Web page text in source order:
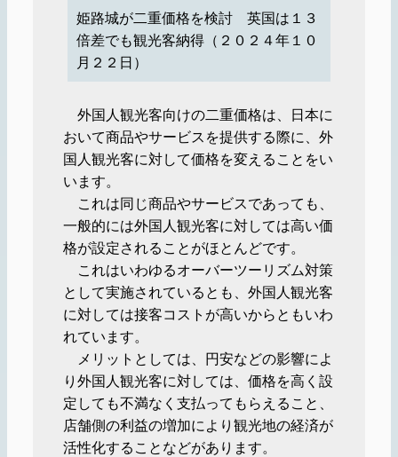
姫路城が二重価格を検討 英国は１３
倍差でも観光客納得（２０２４年１０
月２２日）
外国人観光客向けの二重価格は、日本に
おいて商品やサービスを提供する際に、外
国人観光客に対して価格を変えることをい
います。
これは同じ商品やサービスであっても、
一般的には外国人観光客に対しては高い価
格が設定されることがほとんどです。
これはいわゆるオーバーツーリズム対策
として実施されているとも、外国人観光客
に対しては接客コストが高いからともいわ
れています。
メリットとしては、円安などの影響によ
り外国人観光客に対しては、価格を高く設
定しても不満なく支払ってもらえること、
店舗側の利益の増加により観光地の経済が
活性化することなどがあります。